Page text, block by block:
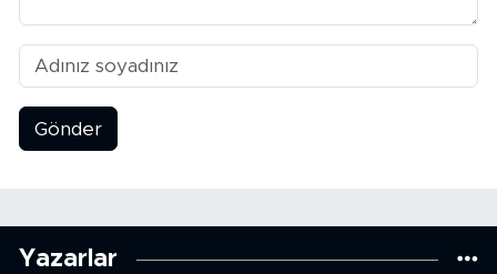
Gönder
Yazarlar